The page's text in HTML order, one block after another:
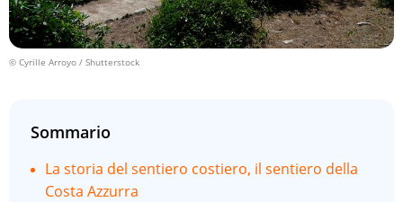
© Cyrille Arroyo / Shutterstock
Sommario
La storia del sentiero costiero, il sentiero della
Costa Azzurra